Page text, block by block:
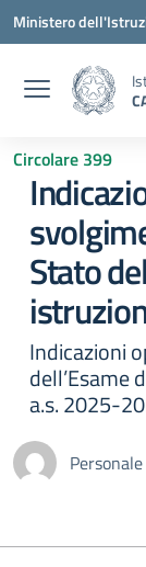
Vai ai contenuti
Vai al menu di
Vai al footer
Ministero
Circolare 399
Stato
Indicazioni
dell’Esame
a.s. 2025-